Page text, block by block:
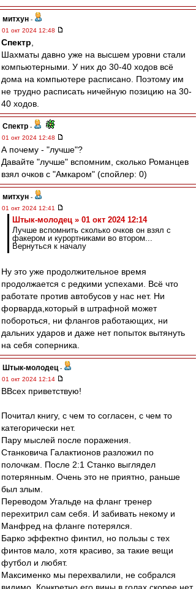
митхун -
01 окт 2024 12:48
Спектр
Шахматы давно уже на высшем уровни стали
компьютерными. У них до 30-40 ходов всё
дома на компьютере расписано. Поэтому им
не трудно расписать ничейную позицию на 30-
40 ходов.
Спектр -
01 окт 2024 12:48
А почему - "лучше"?
Давайте "лучше" вспомним, сколько Романцев
взял очков с "Амкаром" (спойлер: 0)
митхун -
01 окт 2024 12:41
Штык-молодец » 01 окт 2024 12:14
Лучше вспомнить сколько очков он взял с
факером и курортниками во втором...
Вернуться к началу
Ну это уже продолжительное время
продолжается с редкими успехами. Всё что
работате против автобусов у нас нет. Ни
форварда,который в штрафной может
побороться, ни флангов работающих, ни
дальних ударов и даже нет попыток вытянуть
на себя соперника.
Штык-молодец -
01 окт 2024 12:14
ВВсех приветствую!
Почитал книгу, с чем то согласен, с чем то
категорически нет.
Пару мыслей после поражения.
Станковича Галактионов разложил по
полочкам. После 2:1 Станко выглядел
потерянным. Очень это не приятно, раньше
был злым.
Переводом Угальде на фланг тренер
перехитрил сам себя. И забивать некому и
Манфред на фланге потерялся.
Барко эффектно финтил, но пользы с тех
финтов мало, хотя красиво, за такие вещи
футбол и любят.
Максименко мы перехвалили, не собрался